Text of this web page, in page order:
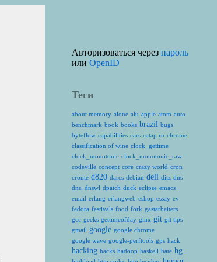
Авторизоваться черезпароль
илиOpenID
Теги
about memory alone alu apple atom auto
benchmark book books brazil bugs
byteflow capabilities cars catap.ru chrome
classification of wine clock_gettime
clock_monotonic clock_monotonic_raw
codeville concept core crazy world cron
cronie d820 darcs debian dell ditz dns
dns. dnswl dpatch duck eclipse emacs
email erlang erlangweb eshop essay ev
fedora festivals food fork gastarbeiters
gcc geeks gettimeofday ginx git git tips
gmail google google chrome
google wave google-perftools gps hack
hacking hacks hadoop haskell hate hg